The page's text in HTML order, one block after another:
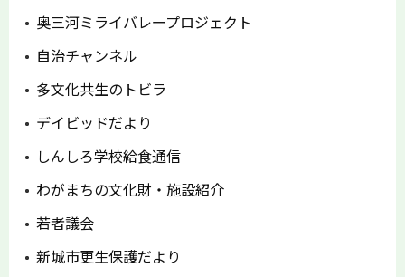
奥三河ミライバレープロジェクト
自治チャンネル
多文化共生のトビラ
デイビッドだより
しんしろ学校給食通信
わがまちの文化財・施設紹介
若者議会
新城市更生保護だより